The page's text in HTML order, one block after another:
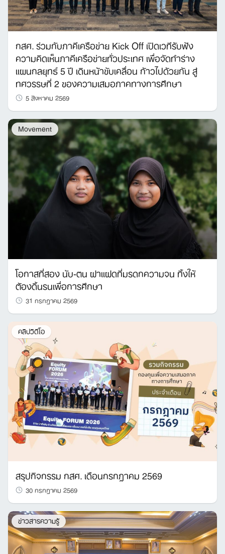
กสศ. ร่วมกับภาคีเครือข่าย Kick Off เปิดเวทีรับฟัง
ความคิดเห็นภาคีเครือข่ายทั่วประเทศ เพื่อจัดทำร่าง
แผนกลยุทธ์ 5 ปี เดินหน้าขับเคลื่อน ก้าวไปด้วยกัน สู่
ทศวรรษที่ 2 ของความเสมอภาคทางการศึกษา
5 สิงหาคม 2569
Movement
โอกาสที่สอง นับ-ตน ฝาแฝดที่มรดกความจน ทิ้งให้
ต้องดิ้นรนเพื่อการศึกษา
31 กรกฎาคม 2569
คลิปวิดีโอ
สรุปกิจกรรม กสศ. เดือนกรกฎาคม 2569
30 กรกฎาคม 2569
ข่าวสารความรู้